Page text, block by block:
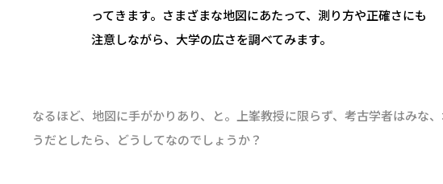
ってきます。さまざまな地図にあたって、測り方や正確さにも
注意しながら、大学の広さを調べてみます。
なるほど、地図に手がかりあり、と。上峯教授に限らず、考古学者はみな
うだとしたら、どうしてなのでしょうか？